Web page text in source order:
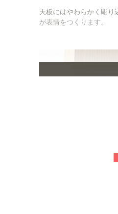
天板にはやわらかく彫り
が表情をつくります。